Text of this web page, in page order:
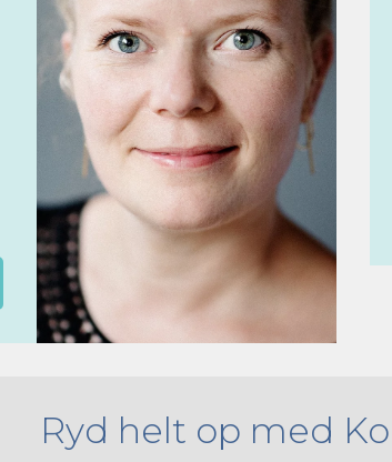
Ryd helt op med